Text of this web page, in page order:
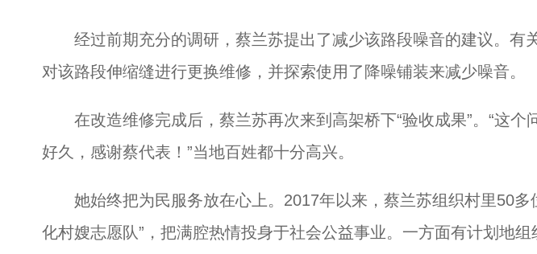
经过前期充分的调研，蔡兰苏提出了减少该路段噪音的建议。有
对该路段伸缩缝进行更换维修，并探索使用了降噪铺装来减少噪音。
在改造维修完成后，蔡兰苏再次来到高架桥下“验收成果”。“这个
好久，感谢蔡代表！”当地百姓都十分高兴。
她始终把为民服务放在心上。2017年以来，蔡兰苏组织村里50多
化村嫂志愿队”，把满腔热情投身于社会公益事业。一方面有计划地组